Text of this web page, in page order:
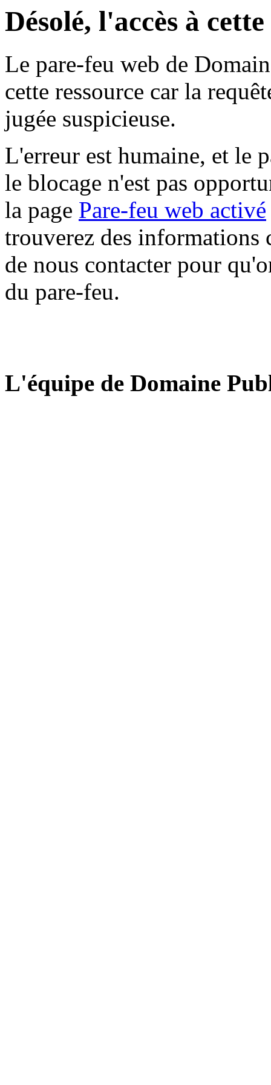
Désolé, l'accès à
Le pare-feu web de
cette ressource car la
jugée suspicieuse.
L'erreur est humaine, et le
le blocage n'est pas
la page Pare-feu web activé
trouverez des informations
de nous contacter pour
du pare-feu.
L'équipe de Domaine